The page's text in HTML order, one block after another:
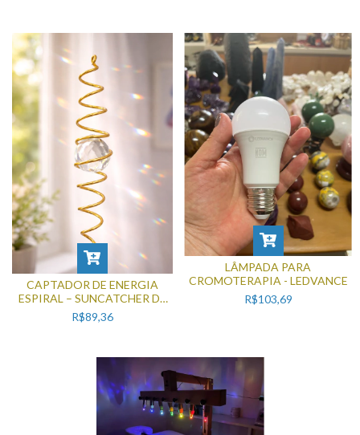
CAPTADOR DE ENERGIA
ESPIRAL – SUNCATCHER DE
LUZ E HARMONIA –
DOURADO
R$89,36
LÂMPADA PARA
CROMOTERAPIA - LEDVANCE
R$103,69